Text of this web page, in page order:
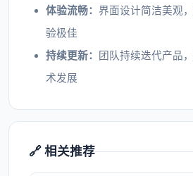
体验流畅： 界面设计简洁美观
验极佳
持续更新：
团队持续迭代产品
术发展
🔗 相关推荐